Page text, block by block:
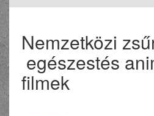
Nemzetközi
egészestés
filmek